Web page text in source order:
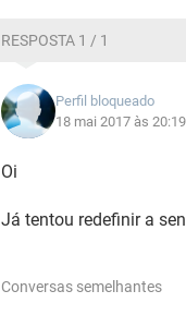
RESPOSTA 1 / 1
Perfil bloqueado
18 mai 2017 às 20:19
Oi
Já tentou redefinir a
Conversas semelhantes